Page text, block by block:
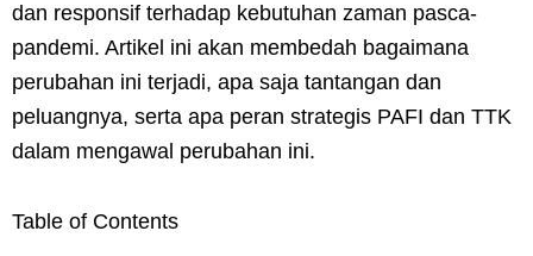
dan responsif terhadap kebutuhan zaman pasca-
pandemi. Artikel ini akan membedah bagaimana
perubahan ini terjadi, apa saja tantangan dan
peluangnya, serta apa peran strategis PAFI dan TTK
dalam mengawal perubahan ini.
Table of Contents